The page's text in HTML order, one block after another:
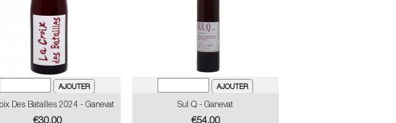
Des Batailles 2024 - Ganevat
Price
€30.00
Sul Q - Ganevat
Price
€54.00